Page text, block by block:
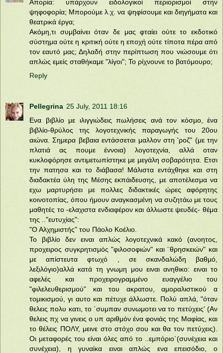
Απορία: υπάρχουν ειδολογικοί περιορισμοί στην
ψηφοφορία; Μπορούμε λ.χ. να ψηφίσουμε και διηγήματα και
θεατρικά έργα;
Ακόμη,τι συμβαίνει όταν δε μας φταίει ούτε το εκδοτικό
σύστημα ούτε η κριτική ούτε η εποχή ούτε τίποτα πέρα από
τον εαυτό μας; Δηλαδή στην περίπτωση που νιώσουμε ότι
απλώς εμείς σταθήκαμε "λίγοι"; Το ρίχνουνε το βατόμουρο;
Reply
Pellegrina 25 July, 2011 18:16
Ενα βιβλίο με ιλιγγιώδεις πωλήσεις ανά τον κόσμο, ένα
βιβλίο-θρύλος της λογοτεχνικής παραγωγής του 20ου
αιώνα. Σημερα βεβαια εντάσσεται μαλλον στη 'ροζ" (με την
πλατιά ας πουμε έννοια) λογοτεχνία, αλλά οταν
κυκλοφόρησε αντιμετωπίστηκε με μεγάλη σοβαρότητα. Ετσι
την πατησα και το διάβασα! Μάλιστα εντάχθηκε και στη
διαδακτέα ύλη της Μέσης εκπάιδευσης, με αποτέλεσμα να
εχω μαρτυρήσει με πολλες διδακτικές ώρες αφόρητης
κοινοτοπίας, όπου ήμουν αναγκασμένη να συζητάω με τους
μαθητές το -ελαχιστα ενδιαφέρον και άλλωστε ψευδές- θέμα
της .."ευτυχίας":
"Ο Αλχημιστής" του Πάολο Κοέλιο.
Το βιβλίο δεν ειναι απλώς λογοτεχνικά κακό (ανοητος,
προχειρος συγκρητισμός "φιλοσοφιών" και ¨θρησκειών" και
με απίστευτα φτωχό , σε σκανδαλώδη βαθμό,
λεξιλόγιο)αλλά κατά τη γνωμη μου ειναι ανηθικο: ειναι το
αφελές και προχειρογραμμένο ευαγγέλιο του
"φιλελευθερισμού" και του ακρατου, αμοραλιστικού α
τομικισμού, γι αυτο και πέτυχε άλλωστε. Πολύ απλά, "όταν
θελεις πολυ κατι, το ΄συμπαν συνωμοτει να το πετύχεις' (Αν
θελεις πχ να γινεις ο υπ αριθμόν ένα φονιάς της Μαφίας, και
το θέλεις ΠΟΛΥ, μεινε στο στόχο σου και θα τον πετύχεις).
Οι μεταφορές του είναι όλες από το ..εμπόριο΄(συνέχεια και
συνέχεια), η γυναίκα ειναι απλώς ενα επεισόδιο, ο